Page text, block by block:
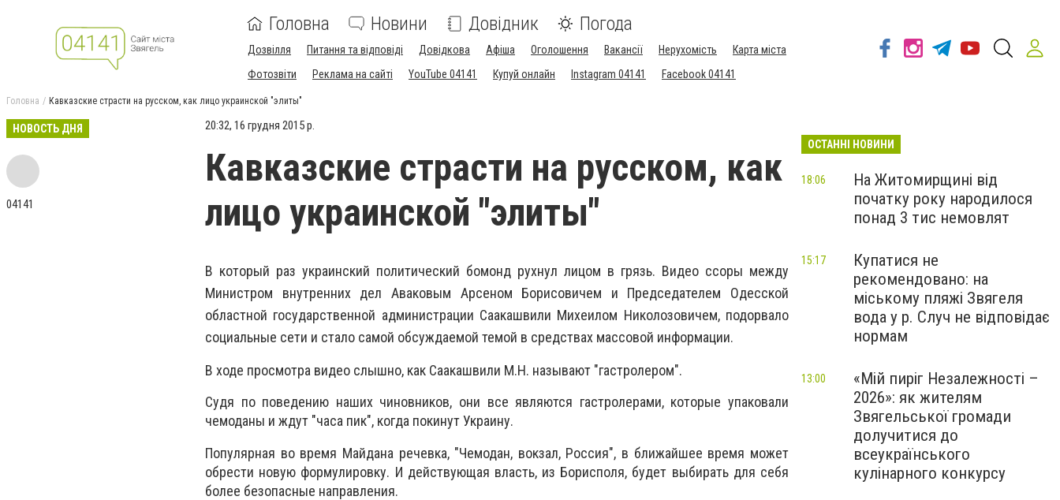
Головна Новини Довідник Погода
Дозвілля Питання та відповіді Довідкова Афіша Оголошення Вакансії Нерухомість
Карта міста
Фотозвіти
Реклама на сайті YouTube 04141 Купуй онлайн Instagram 04141 Facebook 04141
Головна Кавказские страсти на русском, как лицо украинской "элиты"
НОВОСТЬ ДНЯ
04141
20:32, 16 грудня 2015 р.
Кавказские страсти на русском, как
лицо украинской "элиты"
В который раз украинский политический бомонд рухнул лицом в грязь. Видео ссоры между
Министром внутренних дел Аваковым Арсеном Борисовичем и Председателем Одесской
областной государственной администрации Саакашвили Михеилом Николозовичем, подорвало
социальные сети и стало самой обсуждаемой темой в средствах массовой информации.
В ходе просмотра видео слышно, как Саакашвили М.Н. называют "гастролером".
Судя по поведению наших чиновников, они все являются гастролерами, которые упаковали
чемоданы и ждут "часа пик", когда покинут Украину.
Популярная во время Майдана речевка, "Чемодан, вокзал, Россия", в ближайшее время может
обрести новую формулировку. И действующая власть, из Борисполя, будет выбирать для себя
более безопасные направления.
ОСТАННІ НОВИНИ
На Житомирщині від
початку року народилося
понад 3 тис немовлят
18:06
Купатися не
рекомендовано: на
міському пляжі Звягеля
вода у р. Случ не відповідає
нормам
15:17
«Мій пиріг Незалежності –
2026»: як жителям
Звягельської громади
долучитися до
всеукраїнського
кулінарного конкурсу
13:00